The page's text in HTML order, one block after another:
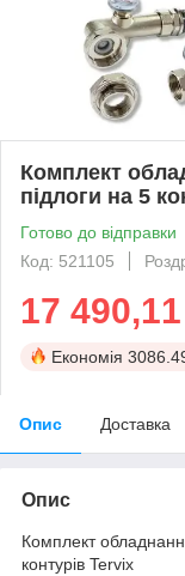
Комплект
підлоги на 5
Готово до відправки
Код: 521105
17 490,11
Економія
Опис Доставка
Опис
Комплект
контурів Tervix